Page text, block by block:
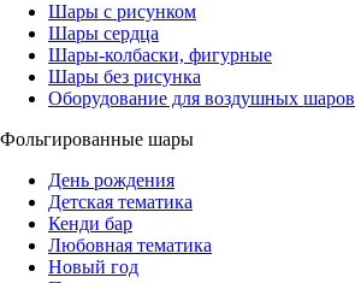
Шары с рисунком
Шары сердца
Шары-колбаски, фигурные
Шары без рисунка
Оборудование для воздушных шаров
Фольгированные шары
День рождения
Детская тематика
Кенди бар
Любовная тематика
Новый год